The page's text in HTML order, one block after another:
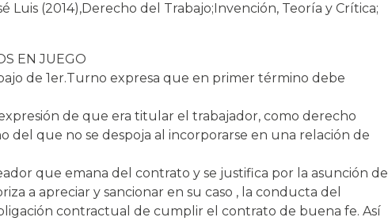
Luis (2014),Derecho del Trabajo;Invención, Teoría y Crítica;
EN JUEGO
de 1er.Turno expresa que en primer término debe
de que era titular el trabajador, como derecho
del que no se despoja al incorporarse en una relación de
que emana del contrato y se justifica por la asunción de
a apreciar y sancionar en su caso , la conducta del
contractual de cumplir el contrato de buena fe. Así